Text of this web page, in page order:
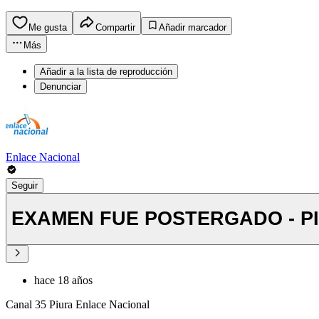
Me gusta Compartir
Añadir marcador
Más
Añadir a la lista de reproducción
Denunciar
Enlace Nacional
Seguir
EXAMEN FUE POSTERGADO -
hace 18 años
Canal 35 Piura Enlace Nacional